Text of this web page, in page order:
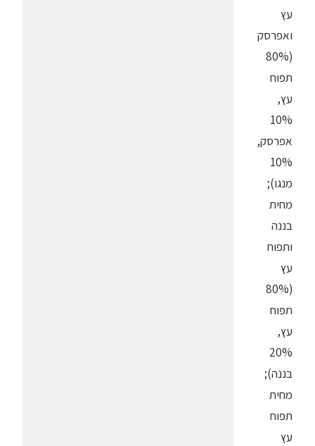
עץ
ואפרסק
(80%
תפוח
עץ,
10%
אפרסק,
10%
מנגו);
מחית
בננה
ותפוח
עץ
(80%
תפוח
עץ,
20%
בננה);
מחית
תפוח
עץ